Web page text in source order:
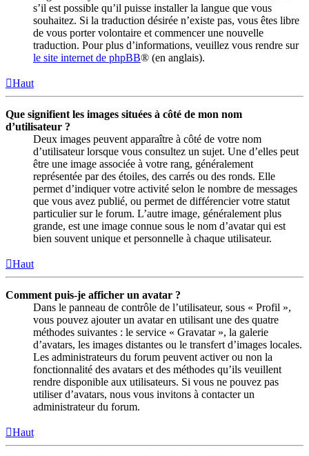
s’il est possible qu’il puisse installer la langue que vous
souhaitez. Si la traduction désirée n’existe pas, vous êtes libre
de vous porter volontaire et commencer une nouvelle
traduction. Pour plus d’informations, veuillez vous rendre sur
le site internet de phpBB® (en anglais).
Haut
Que signifient les images situées à côté de mon nom
d’utilisateur ?
Deux images peuvent apparaître à côté de votre nom
d’utilisateur lorsque vous consultez un sujet. Une d’elles peut
être une image associée à votre rang, généralement
représentée par des étoiles, des carrés ou des ronds. Elle
permet d’indiquer votre activité selon le nombre de messages
que vous avez publié, ou permet de différencier votre statut
particulier sur le forum. L’autre image, généralement plus
grande, est une image connue sous le nom d’avatar qui est
bien souvent unique et personnelle à chaque utilisateur.
Haut
Comment puis-je afficher un avatar ?
Dans le panneau de contrôle de l’utilisateur, sous « Profil »,
vous pouvez ajouter un avatar en utilisant une des quatre
méthodes suivantes : le service « Gravatar », la galerie
d’avatars, les images distantes ou le transfert d’images locales.
Les administrateurs du forum peuvent activer ou non la
fonctionnalité des avatars et des méthodes qu’ils veuillent
rendre disponible aux utilisateurs. Si vous ne pouvez pas
utiliser d’avatars, nous vous invitons à contacter un
administrateur du forum.
Haut